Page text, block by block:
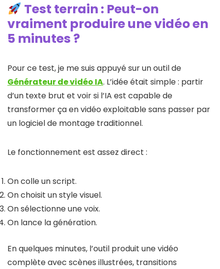
Test terrain : Peut-on
vraiment produire une vidéo en
5 minutes ?
Pour ce test, je me suis appuyé sur un outil de
Générateur de vidéo IA. L’idée était simple : partir
d’un texte brut et voir si l’IA est capable de
transformer ça en vidéo exploitable sans passer par
un logiciel de montage traditionnel.
Le fonctionnement est assez direct :
On colle un script.
On choisit un style visuel.
On sélectionne une voix.
On lance la génération.
En quelques minutes, l’outil produit une vidéo
complète avec scènes illustrées, transitions